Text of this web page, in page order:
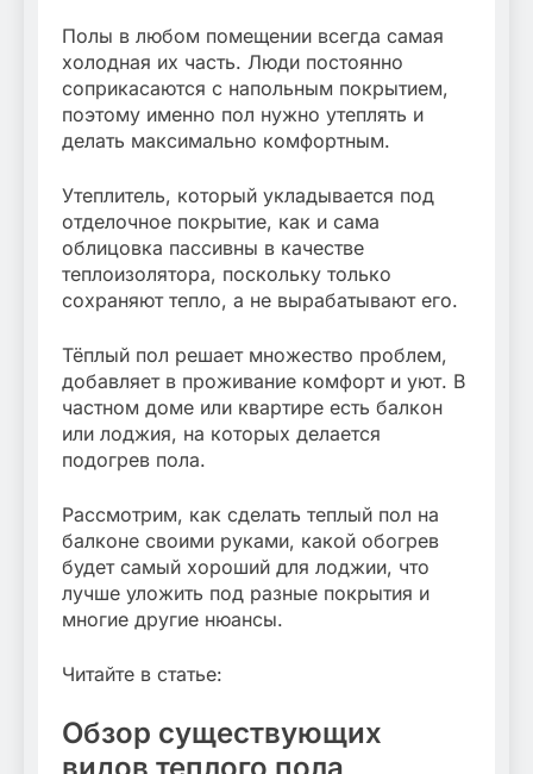
Полы в любом помещении всегда самая
холодная их часть. Люди постоянно
соприкасаются с напольным покрытием,
поэтому именно пол нужно утеплять и
делать максимально комфортным.
Утеплитель, который укладывается под
отделочное покрытие, как и сама
облицовка пассивны в качестве
теплоизолятора, поскольку только
сохраняют тепло, а не вырабатывают его.
Тёплый пол решает множество проблем,
добавляет в проживание комфорт и уют. В
частном доме или квартире есть балкон
или лоджия, на которых делается
подогрев пола.
Рассмотрим, как сделать теплый пол на
балконе своими руками, какой обогрев
будет самый хороший для лоджии, что
лучше уложить под разные покрытия и
многие другие нюансы.
Читайте в статье:
Обзор существующих
видов теплого пола